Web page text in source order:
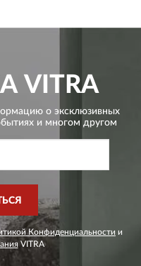
VITRA
о эксклюзивных
и многом другом
Конфиденциальности и
VITRA